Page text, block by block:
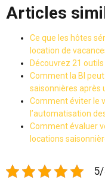
Articles
Ce que les hôtes
location de
Découvrez 21
Comment la BI
saisonnières après
Comment éviter le
l’automatisation
Comment évaluer
locations